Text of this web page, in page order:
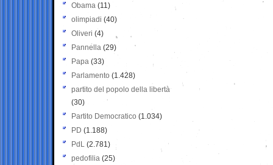
Obama (11)
olimpiadi (40)
Oliveri (4)
Pannella (29)
Papa (33)
Parlamento (1.428)
partito del popolo della libertà
(30)
Partito Democratico (1.034)
PD (1.188)
PdL (2.781)
pedofilia (25)